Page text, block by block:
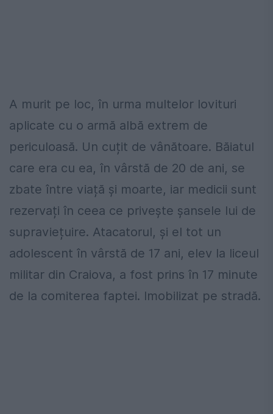
A murit pe loc, în urma multelor lovituri
aplicate cu o armă albă extrem de
periculoasă. Un cuțit de vânătoare. Băiatul
care era cu ea, în vârstă de 20 de ani, se
zbate între viață și moarte, iar medicii sunt
rezervați în ceea ce privește șansele lui de
supraviețuire. Atacatorul, și el tot un
adolescent în vârstă de 17 ani, elev la liceul
militar din Craiova, a fost prins în 17 minute
de la comiterea faptei. Imobilizat pe stradă.